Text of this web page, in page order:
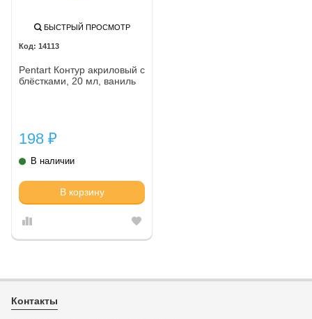
БЫСТРЫЙ ПРОСМОТР
14113
Pentart Контур акриловый с
блёстками, 20 мл, ваниль
198 ₽
В наличии
В корзину
Контакты